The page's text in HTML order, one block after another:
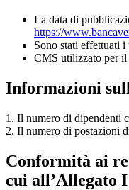
La data di
https://
Sono stati effettuati i
CMS utilizzato per
Informazioni
1. Il numero di dipendenti
2. Il numero di postazioni
Conformità ai
cui all’Allegato